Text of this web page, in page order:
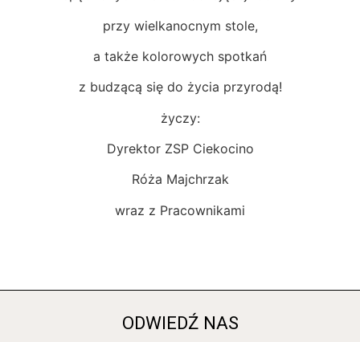
przy wielkanocnym stole,
a także kolorowych spotkań
z budzącą się do życia przyrodą!
życzy:
Dyrektor ZSP Ciekocino
Róża Majchrzak
wraz z Pracownikami
ODWIEDŹ NAS